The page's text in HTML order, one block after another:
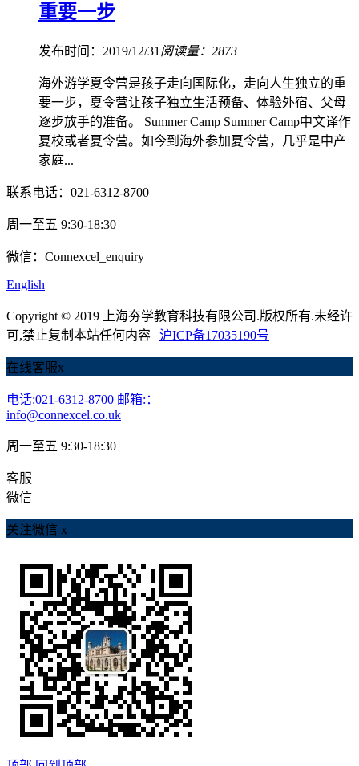
重要一步
发布时间：2019/12/31 阅读量：2873
海外游学夏令营是孩子走向国际化，走向人生独立的重
要一步，夏令营让孩子独立生活预备、体验外宿、父母
逐步放手的准备。 Summer Camp Summer Camp中文译作
夏校或者夏令营。如今到海外参加夏令营，几乎是中产
家庭...
联系电话：021-6312-8700
周一至五 9:30-18:30
微信：Connexcel_enquiry
English
Copyright © 2019 上海夯学教育科技有限公司.版权所有.未经许
可,禁止复制本站任何内容 | 沪ICP备17035190号
在线客服x
电话:021-6312-8700 邮箱:：
info@connexcel.co.uk
周一至五 9:30-18:30
客服
微信
关注微信 x